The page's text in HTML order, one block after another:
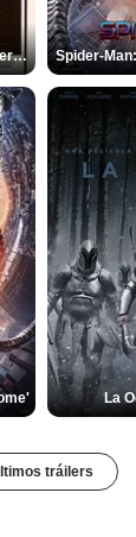
Star Trek II: la ira de Khan Tráiler VO Spider-
La
tráilers